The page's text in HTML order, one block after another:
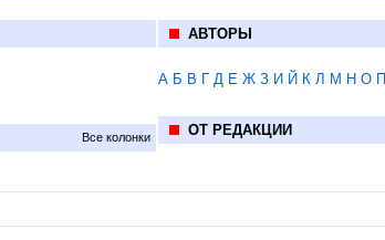
Все колонки
АВТОРЫ
А Б В Г Д Е Ж З И Й К Л М Н О П
ОТ РЕДАКЦИИ